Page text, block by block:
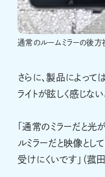
通常のルームミラーの後方
さらに、製品によっ
ライトが眩しく感じな
「通常のミラーだと光
ルミラーだと映像とし
受けにくいです」（菰田